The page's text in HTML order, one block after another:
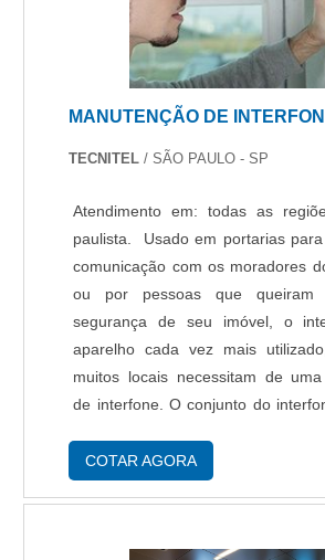
IMPORTANTES DE COMODATO
CONDOMINIOSe alguém quer
segurança condominio em
encontrar leitor facial e acesso
sempre a qualidade final para a
comodato segurança
da empresa, a mesma deve
produtos e serviços com ótima
precisão, detalhes que passam
podem gerar prejuízo
clientes.Existem muitas formas
demonstrar conhecimento e
área de atuação. Boas razões
comodato segurança
Comprometida com os serviços;
MANUTENÇÃO DE
TECNITEL / SÃO PAULO - SP
Atendimento em: todas as
paulista. Usado em portarias
comunicação com os moradores
ou por pessoas que queiram
segurança de seu imóvel, o
aparelho cada vez mais
muitos locais necessitam de
de interfone. O conjunto do
porteiro eletrônico e o interfone
COTAR AGORA